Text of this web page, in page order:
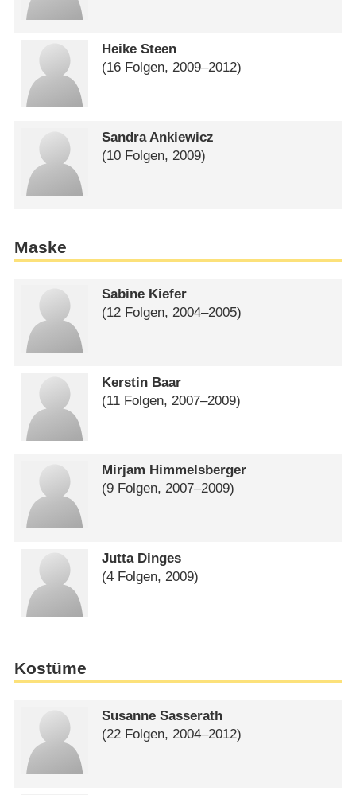
Heike Steen
(16 Folgen, 2009⁠–⁠2012)
Sandra Ankiewicz
(10 Folgen, 2009)
Maske
Sabine Kiefer
(12 Folgen, 2004⁠–⁠2005)
Kerstin Baar
(11 Folgen, 2007⁠–⁠2009)
Mirjam Himmelsberger
(9 Folgen, 2007⁠–⁠2009)
Jutta Dinges
(4 Folgen, 2009)
Kostüme
Susanne Sasserath
(22 Folgen, 2004⁠–⁠2012)